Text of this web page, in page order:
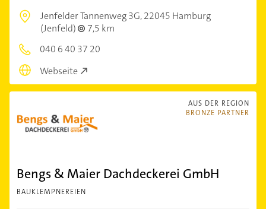
Jenfelder Tannenweg 3G,22045 Hamburg
(Jenfeld)
7,5 km
040 6 40 37 20
Webseite
AUS DER REGION
BRONZE PARTNER
Bengs & Maier Dachdeckerei GmbH
BAUKLEMPNEREIEN